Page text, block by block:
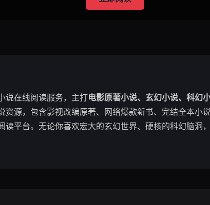
说在线阅读服务，主打电影原著小说、玄幻小说、科幻
源，包含影视改编原著、网络爆款新书、完结全本小
平台。无论你喜欢宏大的玄幻世界、硬核的科幻脑洞